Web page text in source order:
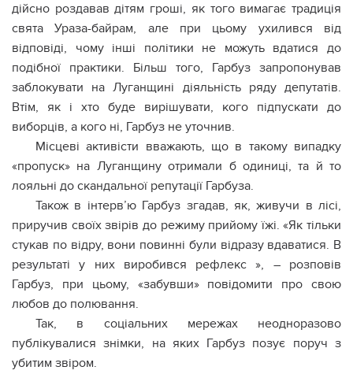
дійсно роздавав дітям гроші, як того вимагає традиція
свята Ураза-байрам, але при цьому ухилився від
відповіді, чому інші політики не можуть вдатися до
подібної практики. Більш того, Гарбуз запропонував
заблокувати на Луганщині діяльність ряду депутатів.
Втім, як і хто буде вирішувати, кого підпускати до
виборців, а кого ні, Гарбуз не уточнив.
Місцеві активісти вважають, що в такому випадку
«пропуск» на Луганщину отримали б одиниці, та й то
лояльні до скандальної репутації Гарбуза.
Також в інтерв’ю Гарбуз згадав, як, живучи в лісі,
приручив своїх звірів до режиму прийому їжі. «Як тільки
стукав по відру, вони повинні були відразу вдаватися. В
результаті у них виробився рефлекс », – розповів
Гарбуз, при цьому, «забувши» повідомити про свою
любов до полювання.
Так, в соціальних мережах неодноразово
публікувалися знімки, на яких Гарбуз позує поруч з
убитим звіром.